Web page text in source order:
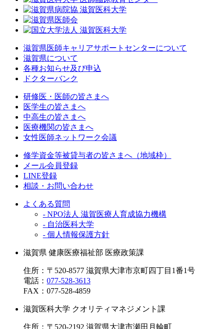
滋賀県医師キャリアサポートセンターについて
滋賀県について
各種お知らせ及び申込
ドクターバンク
研修医・医師の皆さまへ
医学生の皆さまへ
中高生の皆さまへ
医療機関の皆さまへ
女性医師ネットワーク会議
修学資金等被貸与者の皆さまへ（地域枠）
メール会員登録
LINE登録
相談・お問い合わせ
よくある質問
- NPO法人 滋賀医療人育成協力機構
- 自治医科大学
- 個人情報保護方針
滋賀県 健康医療福祉部 医療政策課
住所：〒520-8577 滋賀県大津市京町四丁目1番1号
電話： 077-528-3613
FAX： 077-528-4859
滋賀医科大学 クオリティマネジメント課
住所：〒520-2192 滋賀県大津市瀬田月輪町